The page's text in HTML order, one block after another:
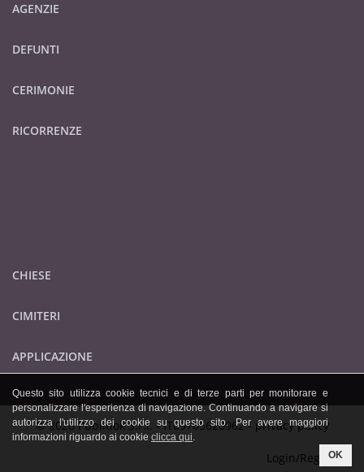
AGENZIE
DEFUNTI
CERIMONIE
RICORRENZE
CHIESE
CIMITERI
APPLICAZIONE
© 2026 Publidok S.r.l. - IT09705620962 - privacy policy
Login/Registrati
Questo sito utilizza cookie tecnici e di terze parti per monitorare e
personalizzare l'esperienza di navigazione. Continuando a navigare si
autorizza l'utilizzo dei cookie su questo sito. Per avere maggiori
informazioni riguardo ai cookie clicca qui.
OK